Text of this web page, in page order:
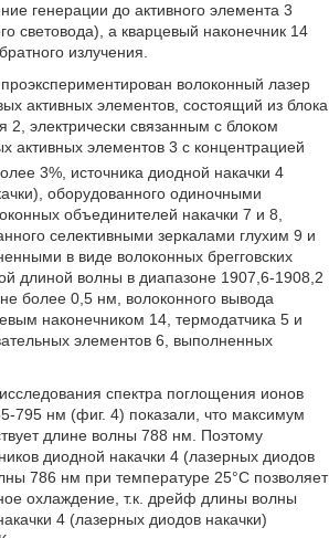
генерации до активного элемента 3
световода), а кварцевый наконечник 14
излучения.
волоконный лазер
активных элементов, состоящий из блока
2, электрически связанным с блоком
активных элементов 3 с концентрацией
3%, источника диодной накачки 4
оборудованного одиночными
объединителей накачки 7 и 8,
селективными зеркалами глухим 9 и
в виде волоконных брегговских
длиной волны в диапазоне 1907,6-1908,2
более 0,5 нм, волоконного вывода
наконечником 14, термодатчика 5 и
элементов 6, выполненных
спектра поглощения ионов
795 нм (фиг. 4) показали, что максимум
длине волны 788 нм. Поэтому
диодной накачки 4 (лазерных диодов
786 нм при температуре 25°С позволяет
охлаждение, т.к. дрейф длины волны
4 (лазерных диодов накачки)